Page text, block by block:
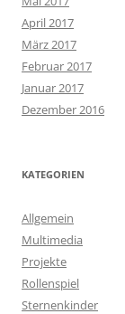
April 2017
März 2017
Februar 2017
Januar 2017
Dezember 2016
KATEGORIEN
Allgemein
Multimedia
Projekte
Rollenspiel
Sternenkinder